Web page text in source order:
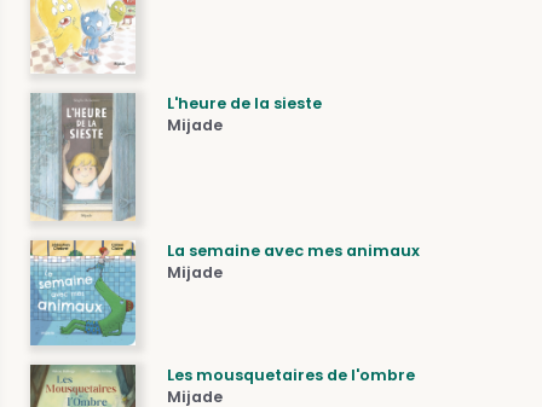
L'heure de la sieste
Mijade
La semaine avec mes animaux
Mijade
Les mousquetaires de l'ombre
Mijade